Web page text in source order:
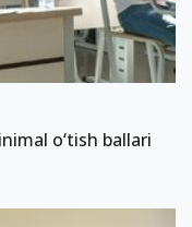
o‘tish ballari